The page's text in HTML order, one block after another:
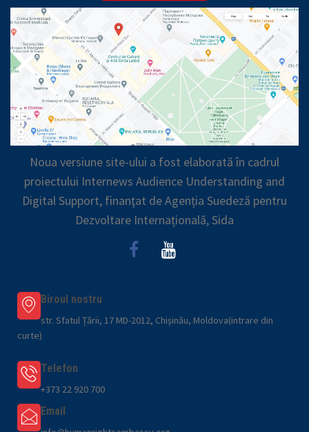
Noua versiune site-ului a fost elaborată în cadrul
proiectului Internews Audience Understanding and
Digital Support, finanţat de Agenția Suedeză pentru
Dezvoltare Internațională, Sida
Biroul nostru
str. Sfatul Țării, 17 MD-2012, Chișinău, Moldova(intrare din
curte)
Telefon
+373 22 920 700
Email